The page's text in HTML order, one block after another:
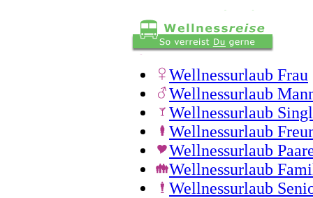
Wellnessurlaub Frau
Wellnessurlaub
Wellnessurlaub
Wellnessurlaub
Wellnessurlaub
Wellnessurlaub
Wellnessurlaub